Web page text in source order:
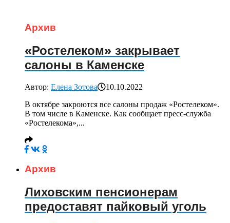
Архив
«Ростелеком» закрывает
салоны в Каменске
Автор: Елена Зотова
10.10.2022
В октябре закроются все салоны продаж «Ростелеком».
В том числе в Каменске. Как сообщает пресс-служба
«Ростелекома»,...
Архив
Лиховским пенсионерам
предоставят пайковый уголь